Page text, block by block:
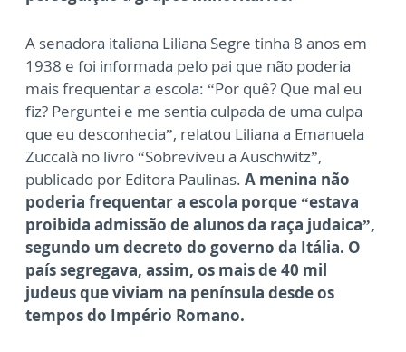
A senadora italiana Liliana Segre tinha 8 anos em
1938 e foi informada pelo pai que não poderia
mais frequentar a escola: “Por quê? Que mal eu
fiz? Perguntei e me sentia culpada de uma culpa
que eu desconhecia”, relatou Liliana a Emanuela
Zuccalà no livro “Sobreviveu a Auschwitz”,
publicado por Editora Paulinas. A menina não
poderia frequentar a escola porque “estava
proibida admissão de alunos da raça judaica”,
segundo um decreto do governo da Itália. O
país segregava, assim, os mais de 40 mil
judeus que viviam na península desde os
tempos do Império Romano.